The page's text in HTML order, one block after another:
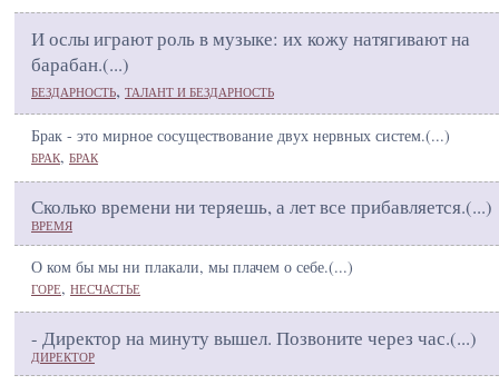
И ослы играют роль в музыке: их кожу натягивают на
барабан.(...)
БЕЗДАРНОСТЬ, ТАЛАНТ И БЕЗДАРНОСТЬ
Брак - это мирное сосуществование двух нервных систем.(...)
БРАК, БРАК
Сколько времени ни теряешь, а лет все прибавляется.(...)
ВРЕМЯ
О ком бы мы ни плакали, мы плачем о себе.(...)
ГОРЕ, НЕСЧАСТЬЕ
- Директор на минуту вышел. Позвоните через час.(...)
ДИРЕКТОР